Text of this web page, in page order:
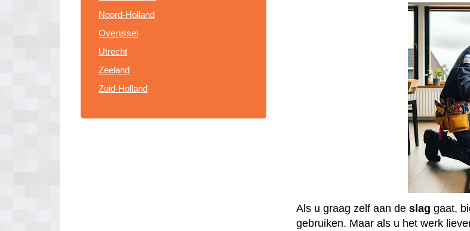
Noord-Holland
Overijssel
Utrecht
Zeeland
Zuid-Holland
Als u graag zelf aan deslag gaat,
gebruiken. Maar als u het werk